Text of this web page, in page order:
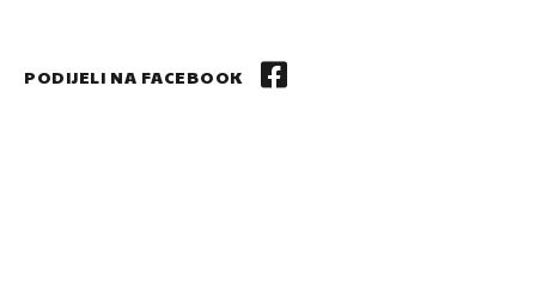
PODIJELI NA FACEBOOK